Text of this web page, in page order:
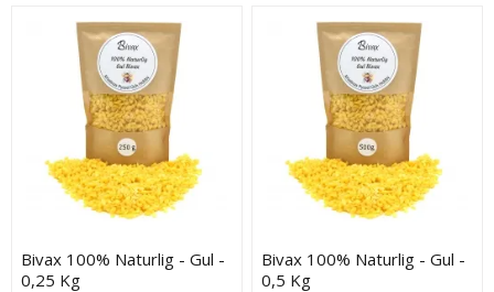
Bivax 100% Naturlig - Gul -
0,25 Kg
Bivax 100% Naturlig - Gul -
0,5 Kg